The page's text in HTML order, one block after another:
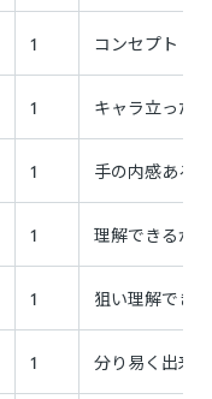
1 コンセプト・
1 キャラ立った
1 手の内感ある
1 理解できるが
1 狙い理解でき
1 分り易く出来